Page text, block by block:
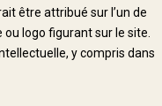
être attribué sur l’un de
logo figurant sur le site.
y compris dans